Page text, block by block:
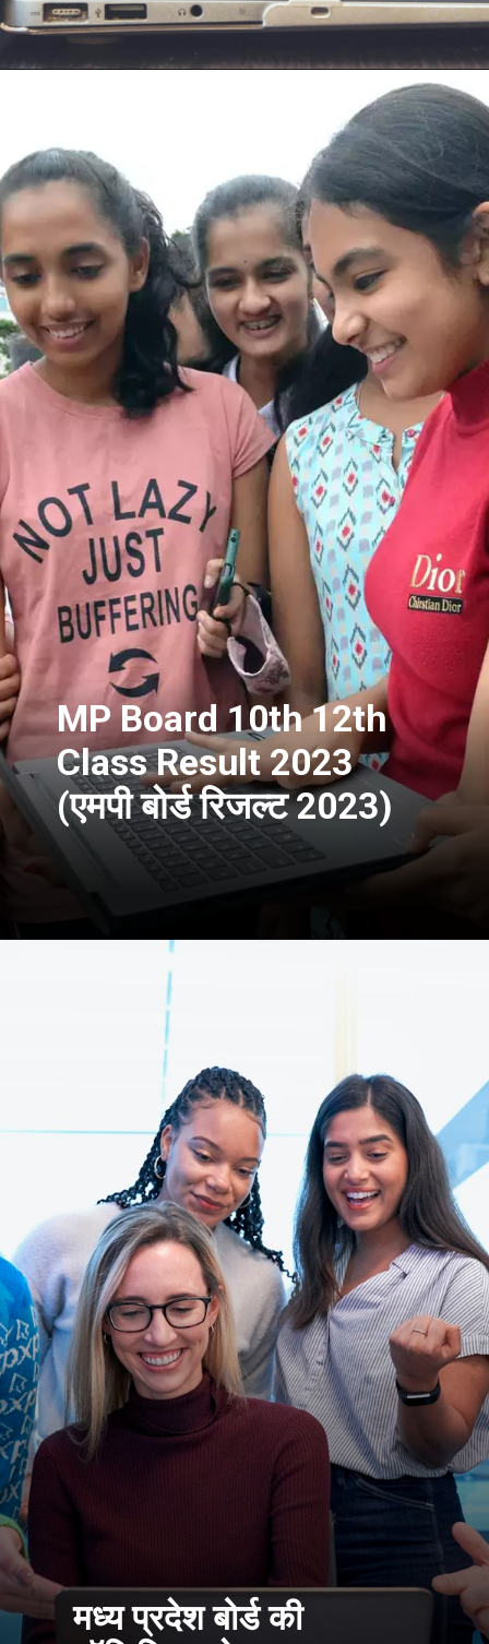
MP Board 10th 12th
Class Result 2023
(एमपी बोर्ड रिजल्ट 2023)
मध्य प्रदेश बोर्ड की